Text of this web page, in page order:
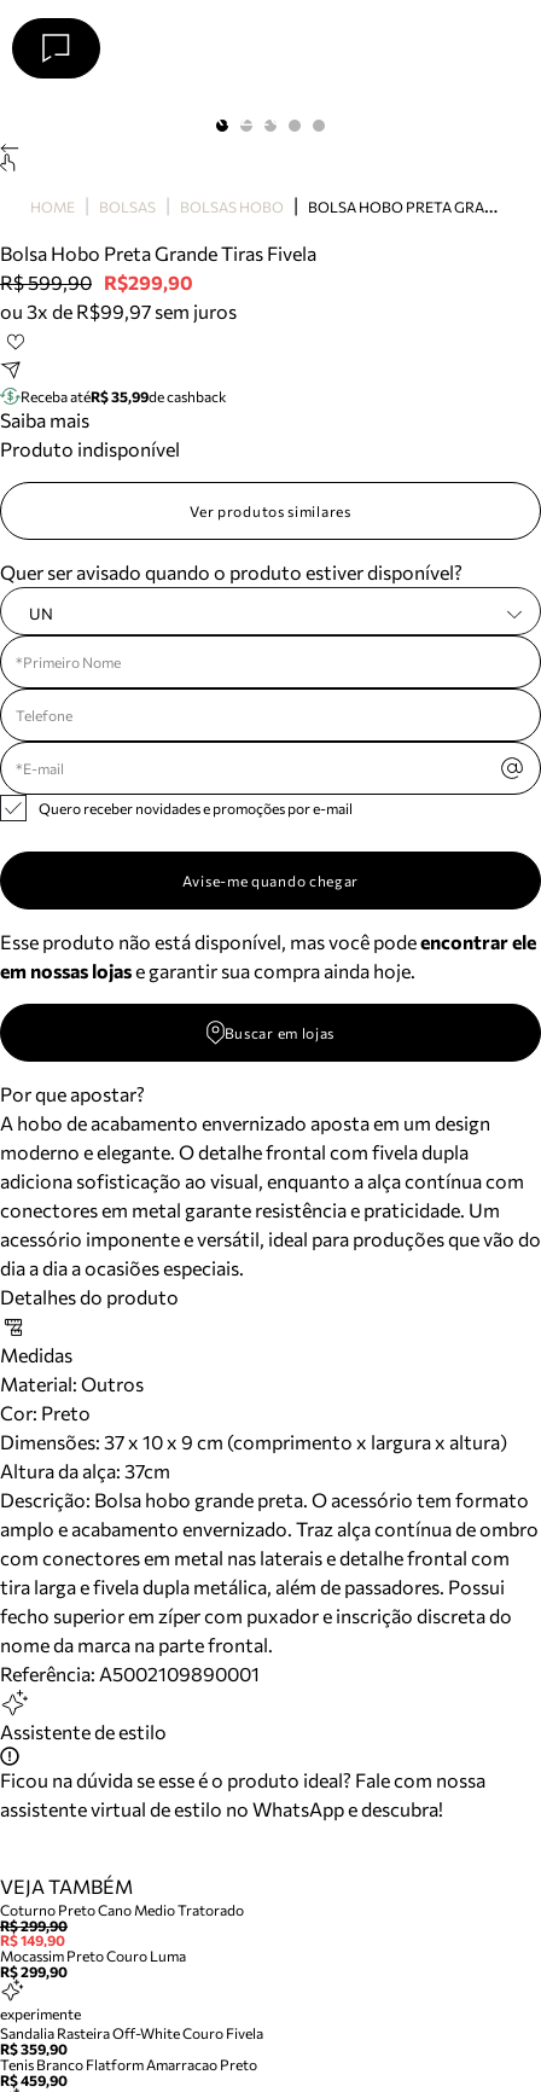
Papete
Scarpin
Mocassim
Bolsa
Tênis
Mule
Rasteira
Precisa de ajuda?
Tire dúvidas sobre pedidos, devoluções e mais.
Acompanhe seus pedidos e solicite devoluções.
Arezzo
HOME BOLSAS BOLSAS HOBO B
OLSA HOBO PRETA GRANDE TIRAS FIVELA
Bolsa Hobo Preta Grande Tiras Fivela
R$ 599,90 R$299,90
ou 3x de R$99,97 sem juros
Receba atéR$ 35,99de cashback
Saiba mais
Produto indisponível
Ver produtos similares
Quer ser avisado quando o produto estiver disponível?
UN
Quero receber novidades e promoções por e-mail
Avise-me quando chegar
Esse produto não está disponível, mas você podeencontrar ele
em nossas lojase garantir sua compra ainda hoje.
Buscar em lojas
Por que apostar?
A hobo de acabamento envernizado aposta em um design
moderno e elegante. O detalhe frontal com fivela dupla
adiciona sofisticação ao visual, enquanto a alça contínua com
conectores em metal garante resistência e praticidade. Um
acessório imponente e versátil, ideal para produções que vão do
dia a dia a ocasiões especiais.
Detalhes do produto
Medidas
Material: Outros
Cor: Preto
Dimensões: 37 x 10 x 9 cm (comprimento x largura x altura)
Altura da alça: 37cm
Descrição: Bolsa hobo grande preta. O acessório tem formato
amplo e acabamento envernizado. Traz alça contínua de ombro
com conectores em metal nas laterais e detalhe frontal com
tira larga e fivela dupla metálica, além de passadores. Possui
fecho superior em zíper com puxador e inscrição discreta do
nome da marca na parte frontal.
Referência: A5002109890001
Assistente de estilo
Ficou na dúvida se esse é o produto ideal? Fale com nossa
assistente virtual de estilo no WhatsApp e descubra!
VEJA TAMBÉM
Coturno Preto Cano Medio Tratorado
R$ 299,90
R$ 149,90
Mocassim Preto Couro Luma
R$ 299,90
experimente
Sandalia Rasteira Off-White Couro Fivela
R$ 359,90
Tenis Branco Flatform Amarracao Preto
R$ 459,90